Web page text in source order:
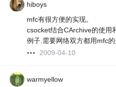
hiboys
mfc有很方便的实现。
csocket结合CArchive的使用
例子.需要网络双方都用mfc
2009-04-10
warmyellow